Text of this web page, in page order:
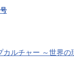
カルチャー ～世界